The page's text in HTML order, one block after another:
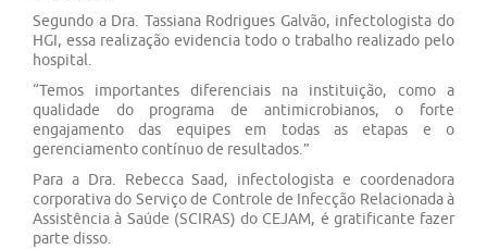
Segundo a Dra. Tassiana Rodrigues Galvão, infectologista do
HGI, essa realização evidencia todo o trabalho realizado pelo
hospital.
“Temos importantes diferenciais na instituição, como a
qualidade do programa de antimicrobianos, o forte
engajamento das equipes em todas as etapas e o
gerenciamento contínuo de resultados.”
Para a Dra. Rebecca Saad, infectologista e coordenadora
corporativa do Serviço de Controle de Infecção Relacionada à
Assistência à Saúde (SCIRAS) do CEJAM, é gratificante fazer
parte disso.